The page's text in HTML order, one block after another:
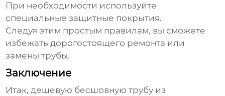
При необходимости используйте
специальные защитные покрытия.
Следуя этим простым правилам, вы сможете
избежать дорогостоящего ремонта или
замены трубы.
Заключение
Итак,дешевую бесшовную трубу из